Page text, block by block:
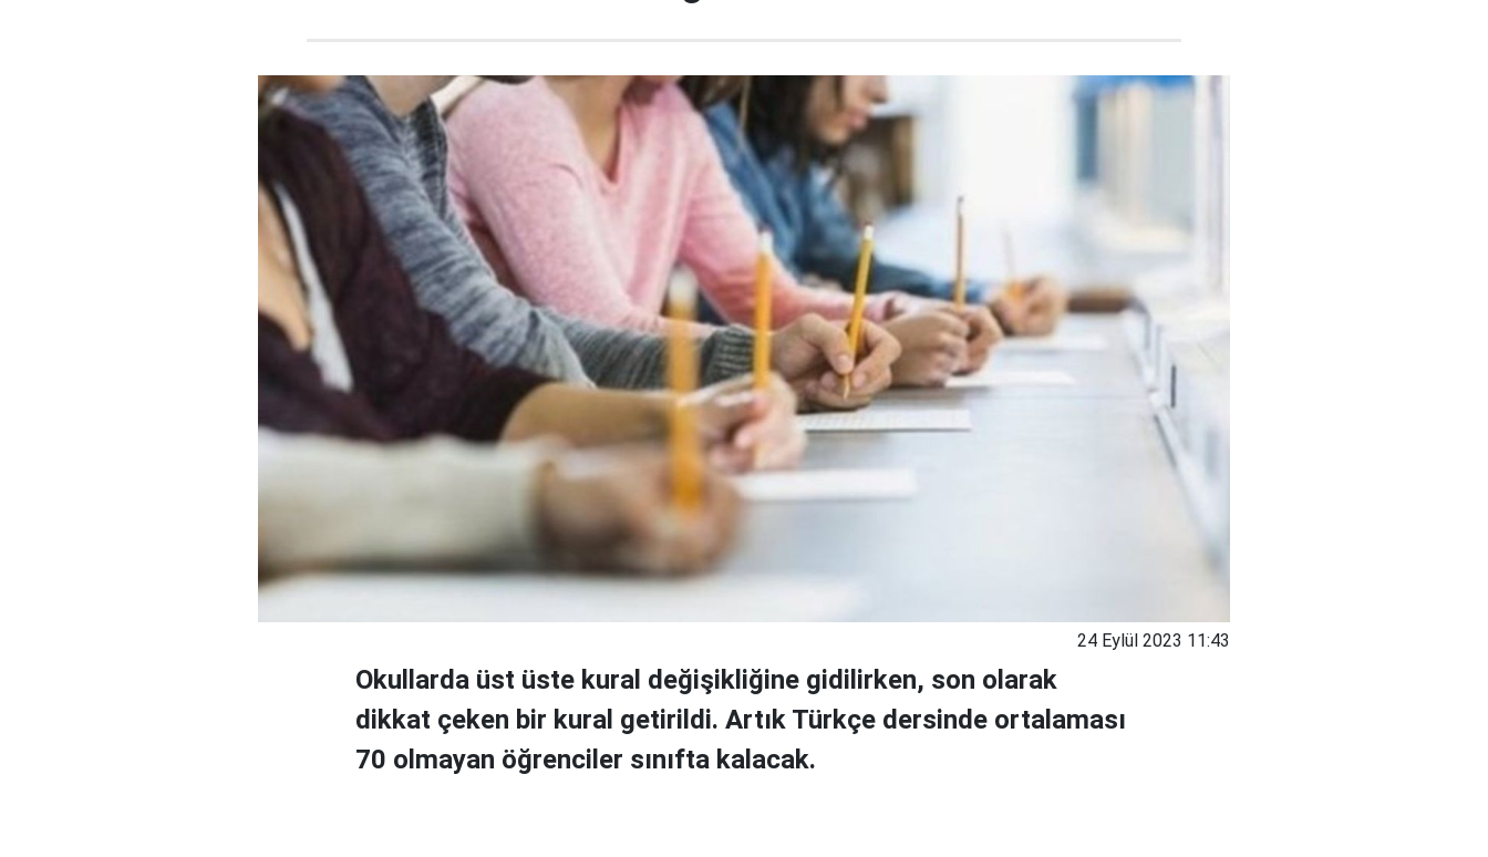
24 Eylül 2023 11:43
Okullarda üst üste kural değişikliğine gidilirken, son olarak
dikkat çeken bir kural getirildi. Artık Türkçe dersinde ortalaması
70 olmayan öğrenciler sınıfta kalacak.